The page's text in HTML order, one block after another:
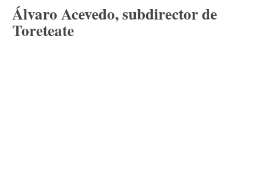
Álvaro Acevedo, subdirector de
Toreteate